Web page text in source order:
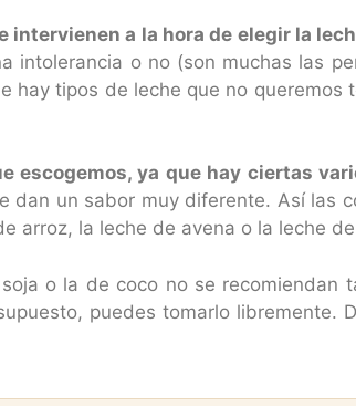
intervienen a la hora de elegir la
intolerancia o no (son muchas las
hay tipos de leche que no
escogemos, ya que hay ciertas
dan un sabor muy diferente. Así las
arroz, la leche de avena o la leche
o la de coco no se recomiendan
puedes tomarlo libremente.